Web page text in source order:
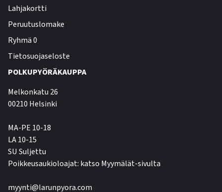
Lahjakortti
Peruutuslomake
Ryhmä 0
Tietosuojaseloste
POLKUPYÖRÄKAUPPA
Melkonkatu 26
00210 Helsinki
MA-PE 10-18
LA 10-15
SU Suljettu
Poikkeusaukioloajat: katso Myymälät-sivulta
myynti@larunpyora.com